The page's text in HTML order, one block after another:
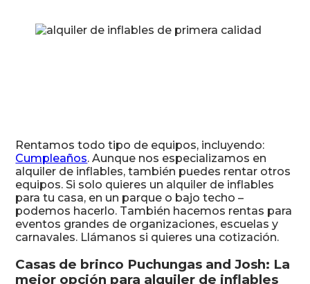
Rentamos todo tipo de equipos, incluyendo:
Cumpleaños. Aunque nos especializamos en
alquiler de inflables, también puedes rentar otros
equipos. Si solo quieres un alquiler de inflables
para tu casa, en un parque o bajo techo –
podemos hacerlo. También hacemos rentas para
eventos grandes de organizaciones, escuelas y
carnavales. Llámanos si quieres una cotización.
Casas de brinco Puchungas and Josh: La
mejor opción para alquiler de inflables